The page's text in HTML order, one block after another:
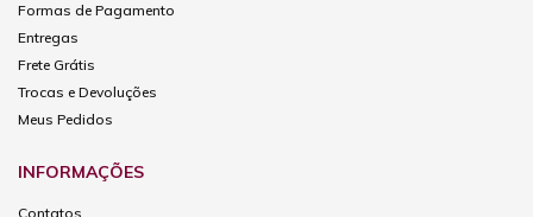
Formas de Pagamento
Entregas
Frete Grátis
Trocas e Devoluções
Meus Pedidos
INFORMAÇÕES
Contatos